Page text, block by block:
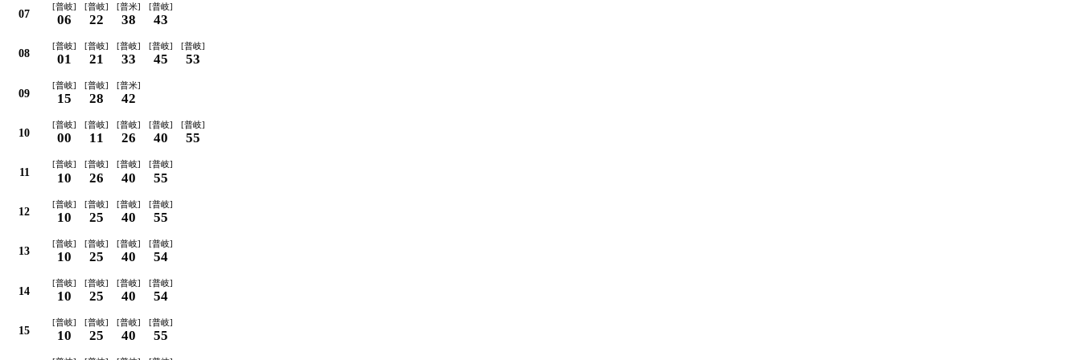
07
[普岐]
06
[普岐]
22
[普米]
38
[普岐]
43
08
[普岐]
01
[普岐]
21
[普岐]
33
[普岐]
45
[普岐]
53
09
[普岐]
15
[普岐]
28
[普米]
42
10
[普岐]
00
[普岐]
11
[普岐]
26
[普岐]
40
[普岐]
55
11
[普岐]
10
[普岐]
26
[普岐]
40
[普岐]
55
12
[普岐]
10
[普岐]
25
[普岐]
40
[普岐]
55
13
[普岐]
10
[普岐]
25
[普岐]
40
[普岐]
54
14
[普岐]
10
[普岐]
25
[普岐]
40
[普岐]
54
15
[普岐]
10
[普岐]
25
[普岐]
40
[普岐]
55